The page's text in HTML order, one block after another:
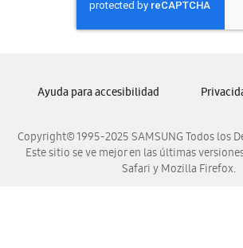
Samsung Nicaragua
Samsung Panamá
Samsung Venezuela
Copyright© 1995-2025 SAMSUNG Todos los
Este sitio se ve mejor en las últimas
Safari y Mozilla Firefox.
Ayuda para accesibilidad